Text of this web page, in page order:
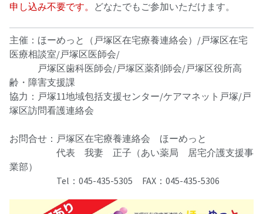
申し込み不要です。 どなたでもご参加いただけます。
主催：ほーめっと（戸塚区在宅療養連絡会）/戸塚区在宅
医療相談室/戸塚区医師会/
戸塚区歯科医師会/戸塚区薬剤師会/戸塚区役所高
齢・障害支援課
協力：戸塚11地域包括支援センター/ケアマネット戸塚/戸
塚区訪問看護連絡会
お問合せ：戸塚区在宅療養連絡会 ほーめっと
代表 我妻 正子（あい薬局 居宅介護支援事
業部）
Tel：045-435-5305 FAX：045-435-5306